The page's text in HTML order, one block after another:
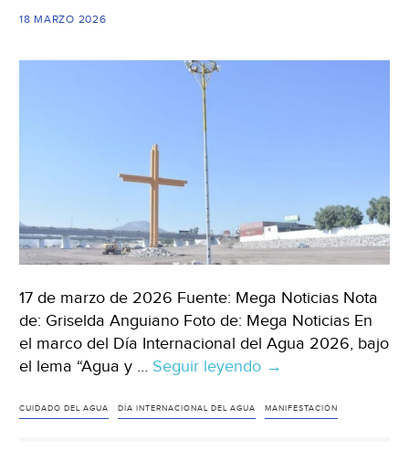
(El
18 MARZO 2026
17 de marzo de 2026 Fuente: Mega Noticias Nota
de: Griselda Anguiano Foto de: Mega Noticias En
el marco del Día Internacional del Agua 2026, bajo
el lema “Agua y … Seguir leyendo Durango
Manifestación
→
CUIDADO DEL AGUA DÍA INTERNACIONAL DEL AGUA MANIFESTACIÓN